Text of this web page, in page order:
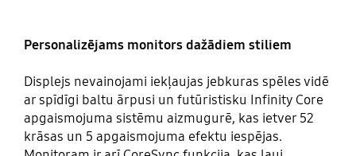
Personalizējams monitors dažādiem stiliem
Displejs nevainojami iekļaujas jebkuras spēles vidē
ar spīdīgi baltu ārpusi un futūristisku Infinity Core
apgaismojuma sistēmu aizmugurē, kas ietver 52
krāsas un 5 apgaismojuma efektu iespējas.